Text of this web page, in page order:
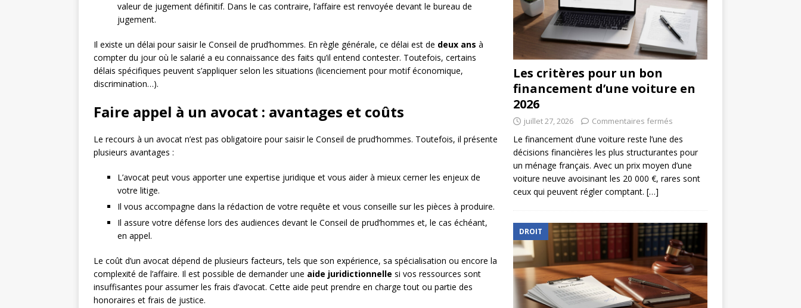
valeur de jugement définitif. Dans le cas contraire, l’affaire est renvoyée devant le bureau de
jugement.
Il existe un délai pour saisir le Conseil de prud’hommes. En règle générale, ce délai est de deux ans à
compter du jour où le salarié a eu connaissance des faits qu’il entend contester. Toutefois, certains
délais spécifiques peuvent s’appliquer selon les situations (licenciement pour motif économique,
discrimination…).
Faire appel à un avocat : avantages et coûts
Le recours à un avocat n’est pas obligatoire pour saisir le Conseil de prud’hommes. Toutefois, il présente
plusieurs avantages :
L’avocat peut vous apporter une expertise juridique et vous aider à mieux cerner les enjeux de
votre litige.
Il vous accompagne dans la rédaction de votre requête et vous conseille sur les pièces à produire.
Il assure votre défense lors des audiences devant le Conseil de prud’hommes et, le cas échéant,
en appel.
Le coût d’un avocat dépend de plusieurs facteurs, tels que son expérience, sa spécialisation ou encore la
complexité de l’affaire. Il est possible de demander une aide juridictionnelle si vos ressources sont
insuffisantes pour assumer les frais d’avocat. Cette aide peut prendre en charge tout ou partie des
honoraires et frais de justice.
Les critères pour un bon
financement d’une voiture en
2026
juillet 27, 2026 Commentaires fermés
Le financement d’une voiture reste l’une des
décisions financières les plus structurantes pour
un ménage français. Avec un prix moyen d’une
voiture neuve avoisinant les 20 000 €, rares sont
ceux qui peuvent régler comptant. […]
DROIT